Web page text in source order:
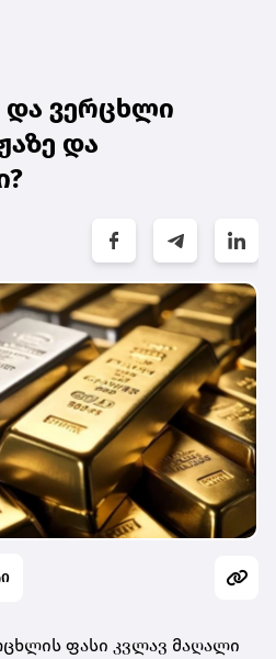
ვერცხლი
და
ფასი კვლავ მაღალი